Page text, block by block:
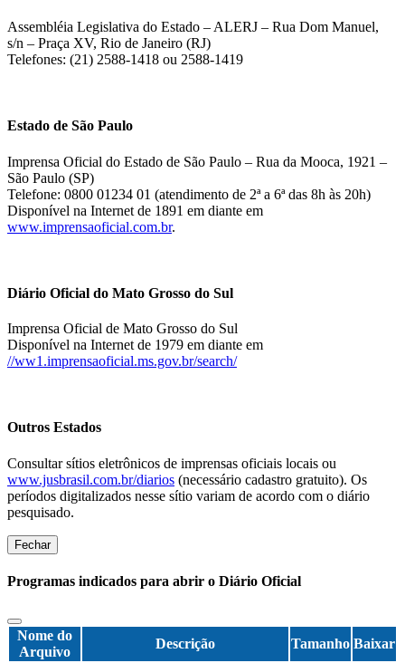
Assembléia Legislativa do Estado – ALERJ – Rua Dom Manuel,
s/n – Praça XV, Rio de Janeiro (RJ)
Telefones: (21) 2588-1418 ou 2588-1419
Estado de São Paulo
Imprensa Oficial do Estado de São Paulo – Rua da Mooca, 1921 –
São Paulo (SP)
Telefone: 0800 01234 01 (atendimento de 2ª a 6ª das 8h às 20h)
Disponível na Internet de 1891 em diante em
www.imprensaoficial.com.br.
Diário Oficial do Mato Grosso do Sul
Imprensa Oficial de Mato Grosso do Sul
Disponível na Internet de 1979 em diante em
//ww1.imprensaoficial.ms.gov.br/search/
Outros Estados
Consultar sítios eletrônicos de imprensas oficiais locais ou
www.jusbrasil.com.br/diarios (necessário cadastro gratuito). Os
períodos digitalizados nesse sítio variam de acordo com o diário
pesquisado.
Fechar
Programas indicados para abrir o Diário Oficial
Nome do
Arquivo
Descrição Tamanho Baixar